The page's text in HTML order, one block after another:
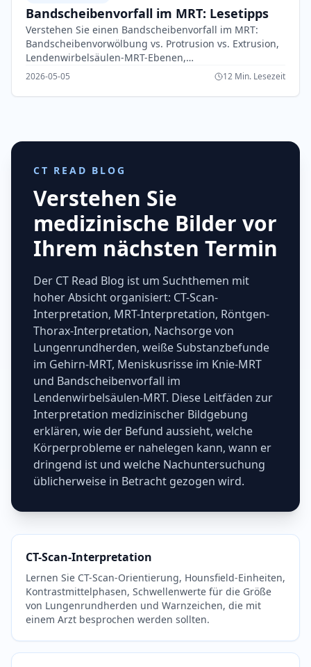
Bandscheibenvorfall im MRT: Lesetipps
Verstehen Sie einen Bandscheibenvorfall im MRT:
Bandscheibenvorwölbung vs. Protrusion vs. Extrusion,
Lendenwirbelsäulen-MRT-Ebenen,
Nervenwurzelkompression, Spinalkanalstenose und
2026-05-05 12 Min. Lesezeit
CT READ BLOG
Verstehen Sie
medizinische Bilder vor
Ihrem nächsten Termin
Der CT Read Blog ist um Suchthemen mit
hoher Absicht organisiert: CT-Scan-
Interpretation, MRT-Interpretation, Röntgen-
Thorax-Interpretation, Nachsorge von
Lungenrundherden, weiße Substanzbefunde
im Gehirn-MRT, Meniskusrisse im Knie-MRT
und Bandscheibenvorfall im
Lendenwirbelsäulen-MRT. Diese Leitfäden zur
Interpretation medizinischer Bildgebung
erklären, wie der Befund aussieht, welche
Körperprobleme er nahelegen kann, wann er
dringend ist und welche Nachuntersuchung
üblicherweise in Betracht gezogen wird.
CT-Scan-Interpretation
Lernen Sie CT-Scan-Orientierung, Hounsfield-Einheiten,
Kontrastmittelphasen, Schwellenwerte für die Größe
von Lungenrundherden und Warnzeichen, die mit
einem Arzt besprochen werden sollten.